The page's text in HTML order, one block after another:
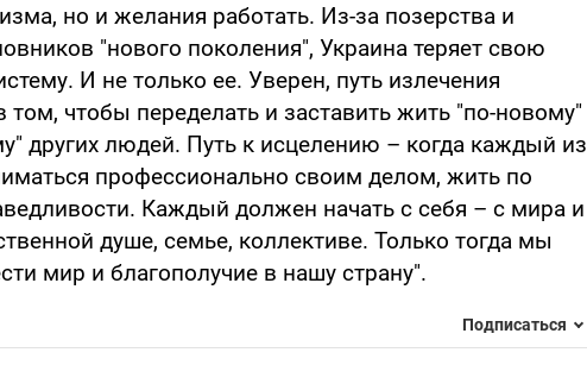
но и желания работать. Из-за позерства и
"нового поколения", Украина теряет свою
И не только ее. Уверен, путь излечения
том, чтобы переделать и заставить жить "по-новому"
других людей. Путь к исцелению – когда каждый из
профессионально своим делом, жить по
Каждый должен начать с себя – с мира и
душе, семье, коллективе. Только тогда мы
мир и благополучие в нашу страну".
Подписаться